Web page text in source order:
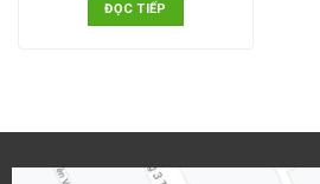
ĐỌC TIẾP